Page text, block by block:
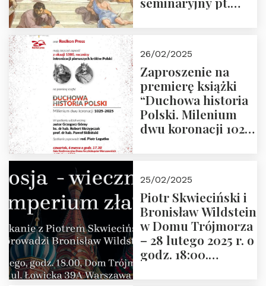
26/02/2025
Zaproszenie na
premierę książki
“Duchowa historia
Polski. Milenium
dwu koronacji 1025-
2025 r. godz. 17:30,
DAW ul. Miodowa
17/19
25/02/2025
Piotr Skwieciński i
Bronisław Wildstein
w Domu Trójmorza
– 28 lutego 2025 r. o
godz. 18:00.